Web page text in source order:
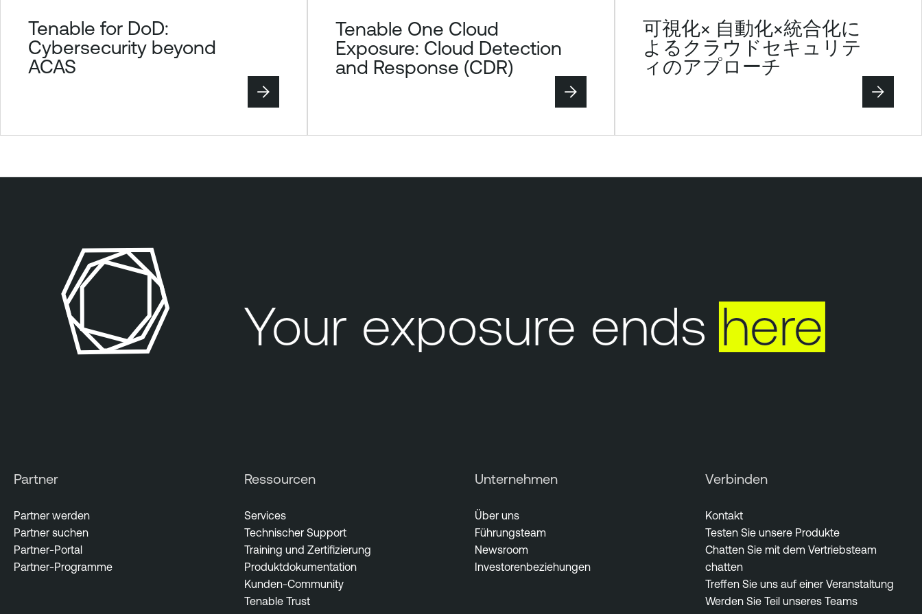
Tenable for DoD:
Cybersecurity beyond
ACAS
Tenable One Cloud
Exposure: Cloud Detection
and Response (CDR)
可視化× 自動化×統合化に
よるクラウドセキュリテ
ィのアプローチ
Your exposure endshere
Partner
Partner werden
Partner suchen
Partner-Portal
Partner-Programme
Ressourcen
Services
Technischer Support
Training und Zertifizierung
Produktdokumentation
Kunden-Community
Tenable Trust
Unternehmen
Über uns
Führungsteam
Newsroom
Investorenbeziehungen
Verbinden
Kontakt
Testen Sie unsere Produkte
Chatten Sie mit dem Vertriebsteam
chatten
Treffen Sie uns auf einer Veranstaltung
Werden Sie Teil unseres Teams